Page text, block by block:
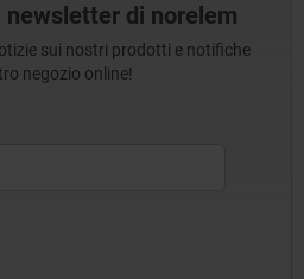
di norelem
sui nostri prodotti e notifiche
negozio online!